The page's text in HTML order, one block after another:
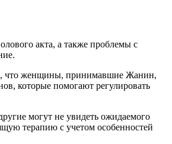
акта, а также проблемы с
что женщины, принимавшие Жанин,
которые помогают регулировать
могут не увидеть ожидаемого
терапию с учетом особенностей